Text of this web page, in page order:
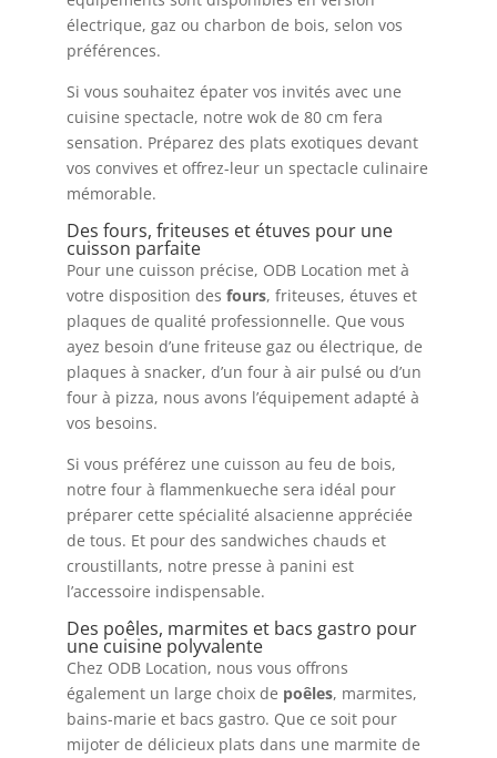
électrique, gaz ou charbon de bois, selon vos
préférences.
Si vous souhaitez épater vos invités avec une
cuisine spectacle, notre wok de 80 cm fera
sensation. Préparez des plats exotiques devant
vos convives et offrez-leur un spectacle culinaire
mémorable.
Des fours, friteuses et étuves pour une
cuisson parfaite
Pour une cuisson précise, ODB Location met à
votre disposition des fours, friteuses, étuves et
plaques de qualité professionnelle. Que vous
ayez besoin d’une friteuse gaz ou électrique, de
plaques à snacker, d’un four à air pulsé ou d’un
four à pizza, nous avons l’équipement adapté à
vos besoins.
Si vous préférez une cuisson au feu de bois,
notre four à flammenkueche sera idéal pour
préparer cette spécialité alsacienne appréciée
de tous. Et pour des sandwiches chauds et
croustillants, notre presse à panini est
l’accessoire indispensable.
Des poêles, marmites et bacs gastro pour
une cuisine polyvalente
Chez ODB Location, nous vous offrons
également un large choix de poêles, marmites,
bains-marie et bacs gastro. Que ce soit pour
mijoter de délicieux plats dans une marmite de